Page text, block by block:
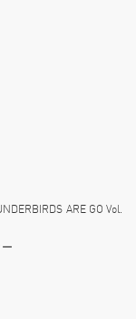
ARE GO Vol.